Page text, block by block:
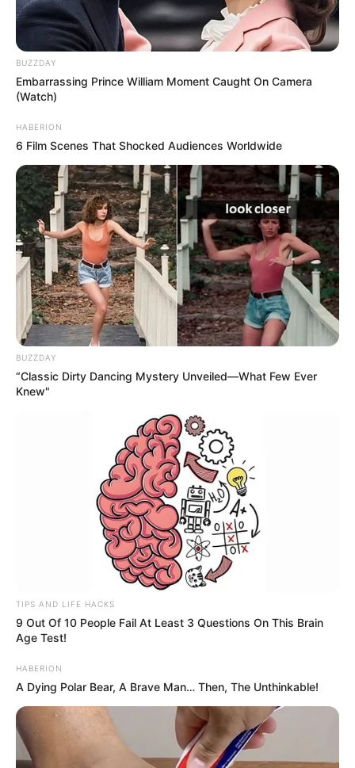
BUZZDAY
Embarrassing Prince William Moment Caught On Camera
(Watch)
HABERION
6 Film Scenes That Shocked Audiences Worldwide
BUZZDAY
“Classic Dirty Dancing Mystery Unveiled—What Few Ever
Knew"
TIPS AND LIFE HACKS
9 Out Of 10 People Fail At Least 3 Questions On This Brain
Age Test!
HABERION
A Dying Polar Bear, A Brave Man… Then, The Unthinkable!